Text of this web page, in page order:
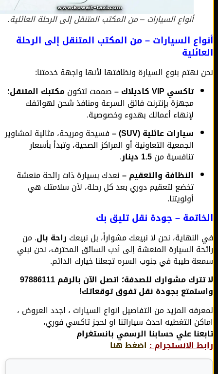
أنواع السيارات – من المكتب المتنقل إلى الرحلة العائلية.
السيارات – من المكتب المتنقل إلى الرحلة
نهتم بنوع السيارة ونظافتها لأنها واجهة خدمتنا:
تاكسي VIP كاديلاك –
صممت لتكونمكتبك المتنقل؛
مجهزة بإنترنت فائق السرعة ومنافذ شحن لهواتفك
لإنهاء أعمالك بهدوء وخصوصية.
سيارات عائلية (SUV) –
فسيحة ومريحة، مثالية لمشاوير
الجمعية التعاونية أو المراكز الصحية، وتبدأ بأسعار
تنافسية من1.5 دينار
.
النظافة والتعقيم –نعدك بسيارة ذات رائحة منعشة
تخضع لتعقيم دوري بعد كل رحلة، لأن سلامتك هي
أولويتنا.
– جودة نقل تليق بك
نحن لا نبيعك مشواراً، بل نبيعكراحة بال . من
السيارة المنعشة إلى أدب السائق المحترف، نحن نبني
طيبة في جنوب السره تجعلنا خيارك الدائم.
لا تترك مشوارك للصدفة؛ اتصل الآن بالرقم 97886111
بجودة نقل تفوق توقعاتك!
المزيد من التفاصيل انواع السيارات ، اجدد العروض ،
التغطيه احدث سياراتنا او لحجز تاكسي فوري،
علي حسابنا الرسمي بانستغرام
الانستجرام :اضغط هنا